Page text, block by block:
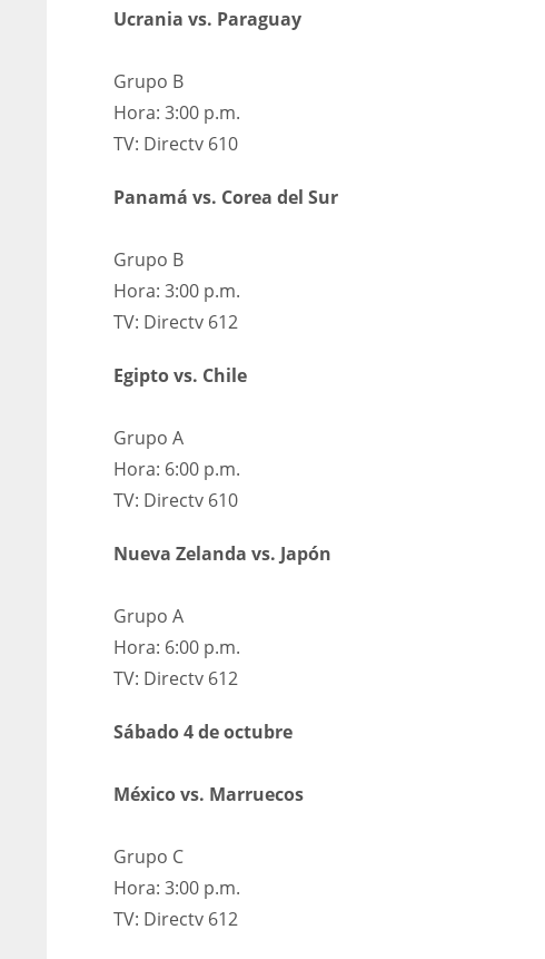
Ucrania vs. Paraguay
Grupo B
Hora: 3:00 p.m.
TV: Directv 610
Panamá vs. Corea del Sur
Grupo B
Hora: 3:00 p.m.
TV: Directv 612
Egipto vs. Chile
Grupo A
Hora: 6:00 p.m.
TV: Directv 610
Nueva Zelanda vs. Japón
Grupo A
Hora: 6:00 p.m.
TV: Directv 612
Sábado 4 de octubre
México vs. Marruecos
Grupo C
Hora: 3:00 p.m.
TV: Directv 612